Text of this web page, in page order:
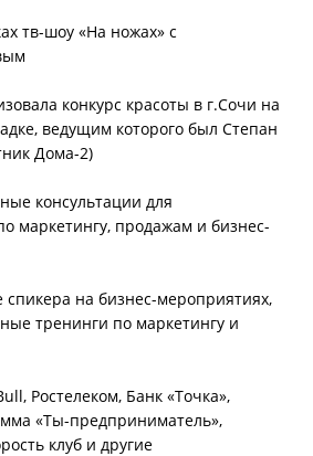
тв-шоу «На ножах» с
конкурс красоты в г.Сочи на
ведущим которого был Степан
Дома-2)
консультации для
маркетингу, продажам и бизнес-
спикера на бизнес-мероприятиях,
тренинги по маркетингу и
Ростелеком, Банк «Точка»,
«Ты-предприниматель»,
клуб и другие